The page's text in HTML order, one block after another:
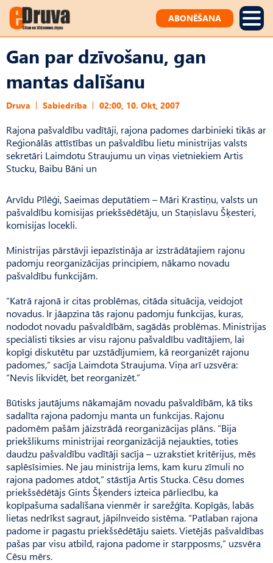
ABONĒŠANA
Gan par dzīvošanu, gan
mantas dalīšanu
Druva Sabiedrība 02:00, 10. Okt, 2007
Rajona pašvaldību vadītāji, rajona padomes darbinieki tikās ar
Reģionālās attīstības un pašvaldību lietu ministrijas valsts
sekretāri Laimdotu Straujumu un viņas vietniekiem Artis
Stucku, Baibu Bāni un
Arvīdu Pīlēģi, Saeimas deputātiem – Māri Krastiņu, valsts un
pašvaldību komisijas priekšsēdētāju, un Staņislavu Šķesteri,
komisijas locekli.
Ministrijas pārstāvji iepazīstināja ar izstrādātajiem rajonu
padomju reorganizācijas principiem, nākamo novadu
pašvaldību funkcijām.
“Katrā rajonā ir citas problēmas, citāda situācija, veidojot
novadus. Ir jāapzina tās rajonu padomju funkcijas, kuras,
nododot novadu pašvaldībām, sagādās problēmas. Ministrijas
speciālisti tiksies ar visu rajonu pašvaldību vadītājiem, lai
kopīgi diskutētu par uzstādījumiem, kā reorganizēt rajonu
padomes,” sacīja Laimdota Straujuma. Viņa arī uzsvēra:
“Nevis likvidēt, bet reorganizēt.”
Būtisks jautājums nākamajām novadu pašvaldībām, kā tiks
sadalīta rajona padomju manta un funkcijas. Rajonu
padomēm pašām jāizstrādā reorganizācijas plāns. “Bija
priekšlikums ministrijai reorganizācijā nejaukties, toties
daudzu pašvaldību vadītāji sacīja – uzrakstiet kritērijus, mēs
saplēsīsimies. Ne jau ministrija lems, kam kuru zīmuli no
rajona padomes atdot,” stāstīja Artis Stucka. Cēsu domes
priekšsēdētājs Gints Šķenders izteica pārliecību, ka
kopīpašuma sadalīšana vienmēr ir sarežģīta. Kopīgās, labās
lietas nedrīkst sagraut, jāpilnveido sistēma. “Patlaban rajona
padome ir pagastu priekšsēdētāju saiets. Vietējās pašvaldības
pašas par visu atbild, rajona padome ir starpposms,” uzsvēra
Cēsu mērs.